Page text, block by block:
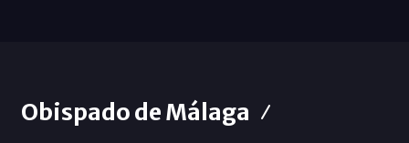
Obispado de Málaga